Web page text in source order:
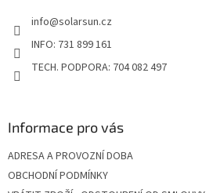
info@solarsun.cz
INFO: 731 899 161
TECH. PODPORA: 704 082 497
Informace pro vás
ADRESA A PROVOZNÍ DOBA
OBCHODNÍ PODMÍNKY